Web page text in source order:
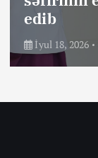
edib
İyul 18, 2026